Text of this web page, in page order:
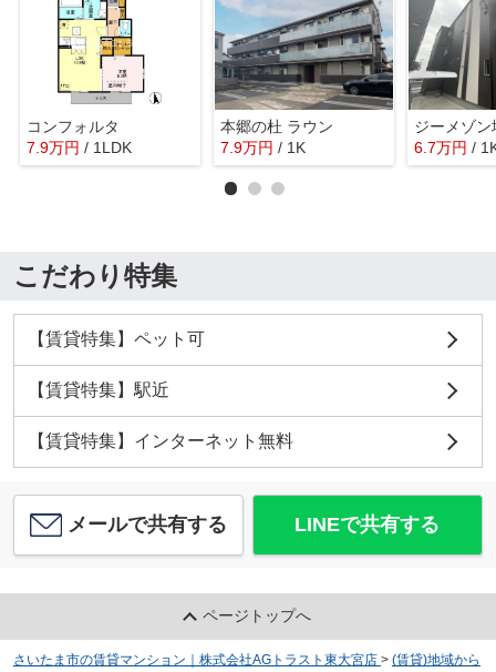
コンフォルタ
7.9万円 / 1LDK
本郷の杜 ラウン
7.9万円 / 1K 6.7万円 /
こだわり特集
【賃貸特集】ペット可
【賃貸特集】駅近
【賃貸特集】インターネット無料
メールで共有する LINEで共有する
ページトップへ
さいたま市の賃貸マンション｜株式会社AGトラスト東大宮店 > (賃貸)地域から